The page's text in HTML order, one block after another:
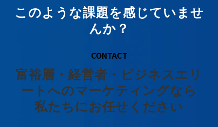
このような課題を感じていませ
んか？
CONTACT
富裕層・経営者・ビジネスエリ
ートへのマーケティングなら
私たちにお任せください